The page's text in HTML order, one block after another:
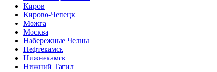
Киров
Кирово-Чепецк
Можга
Москва
Набережные Челны
Нефтекамск
Нижнекамск
Нижний Тагил